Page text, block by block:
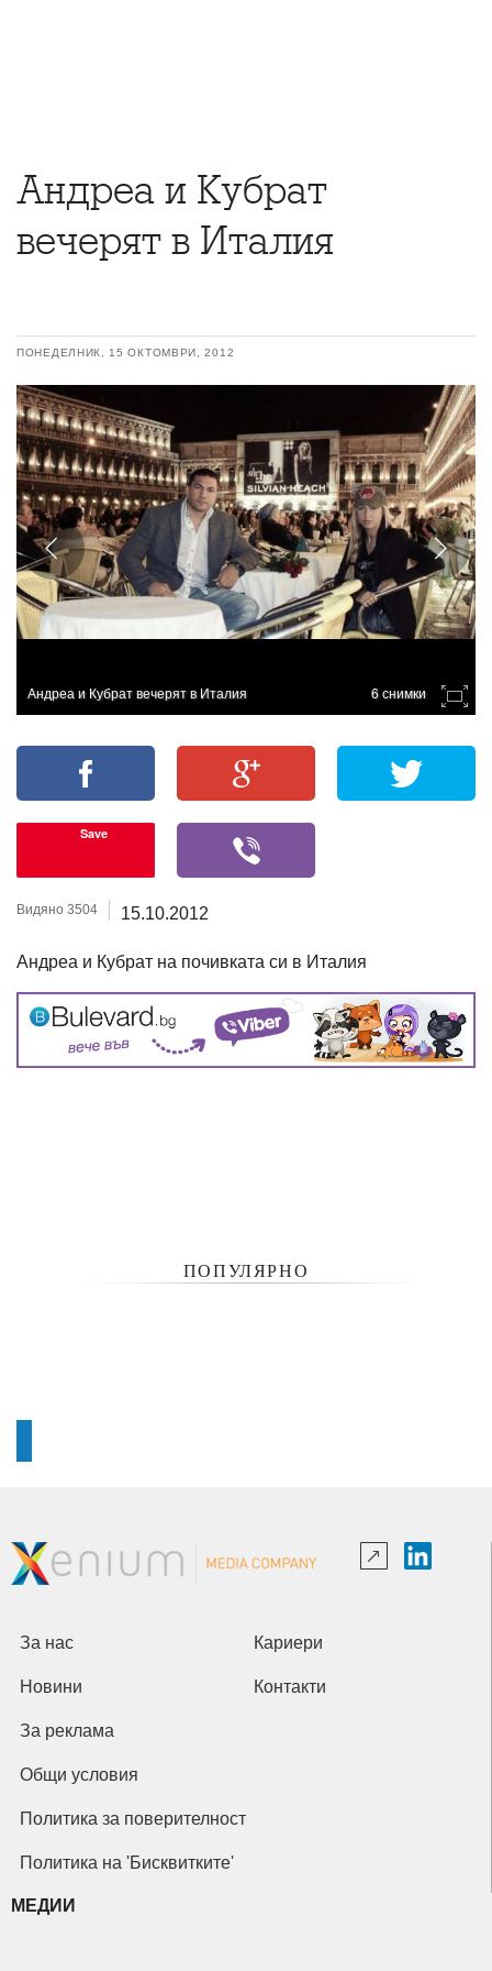
Андреа и Кубрат
вечерят в Италия
ПОНЕДЕЛНИК, 15 ОКТОМВРИ, 2012
Андреа и Кубрат вечерят в Италия 6 снимки
Save
Видяно 3504 15.10.2012
Андреа и Кубрат на почивката си в Италия
ПОПУЛЯРНО
За нас Кариери
Новини Контакти
За реклама
Общи условия
Политика за поверителност
Политика на 'Бисквитките'
МЕДИИ